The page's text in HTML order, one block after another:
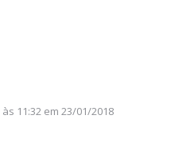
às 11:32 em 23/01/2018